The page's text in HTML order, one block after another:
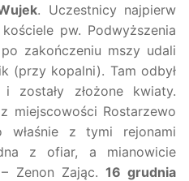
. Uczestnicy najpierw
pw. Podwyższenia
zakończeniu mszy udali
(przy kopalni). Tam odbył
zostały złożone kwiaty.
miejscowości Rostarzewo
właśnie z tymi rejonami
z ofiar, a mianowicie
Zenon Zając. 16 grudnia